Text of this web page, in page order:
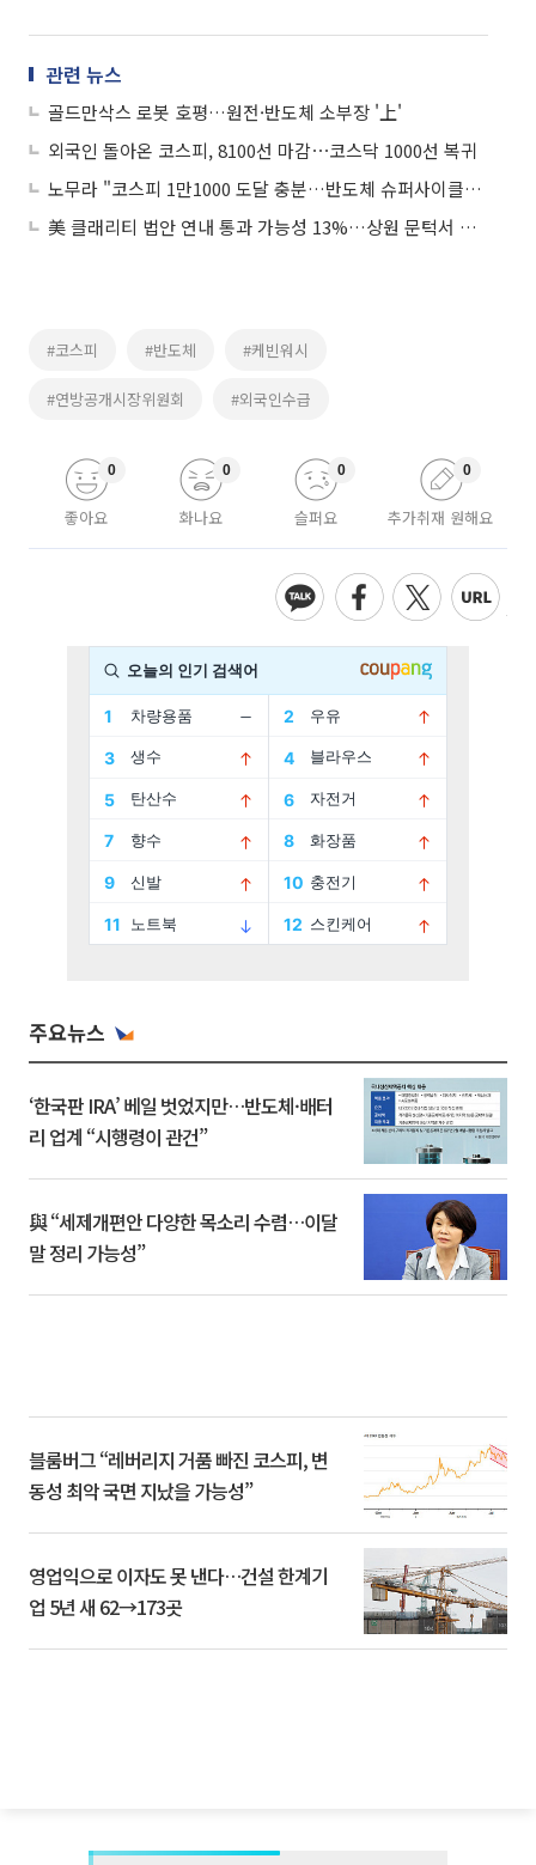
관련 뉴스
골드만삭스 로봇 호평…원전·반도체 소부장 '上'
외국인 돌아온 코스피, 8100선 마감⋯코스닥 1000선 복귀
노무라 "코스피 1만1000 도달 충분…반도체 슈퍼사이클은 이제 막 시작"
美 클래리티 법안 연내 통과 가능성 13%…상원 문턱서 제동
#코스피 #반도체 #케빈워시
#연방공개시장위원회 #외국인수급
좋아요
0
화나요
0
슬퍼요
0
추가취재 원해요
0
주요뉴스
‘한국판 IRA’ 베일 벗었지만…반도체·배터
리 업계 “시행령이 관건”
與 “세제개편안 다양한 목소리 수렴…이달
말 정리 가능성”
블룸버그 “레버리지 거품 빠진 코스피, 변
동성 최악 국면 지났을 가능성”
영업익으로 이자도 못 낸다…건설 한계기
업 5년 새 62→173곳